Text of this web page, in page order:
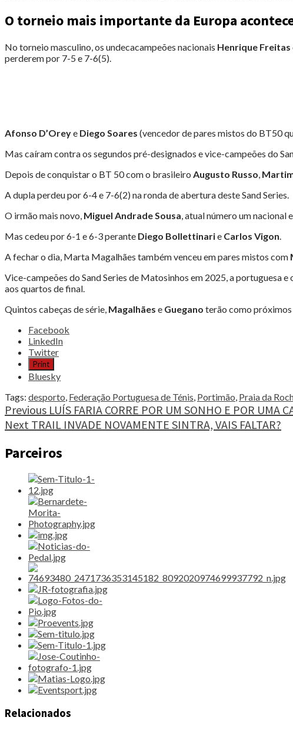
O torneio mais importante da Europa
No torneio masculino, os undecacampeões nacionais Henrique Freitas
perderem por 7-5 e 7-6(5).
Afonso D’Oreye Diego Soares (vencedor de pares mistos do BT50
Mas caíram contra os segundos pré-designados e vice-campeões do
Depois de conquistar o BT 50 com o brasileiro Augusto Russo
A dupla perdeu por 6-4 e 7-6(2) na ronda de abertura deste Sand Series.
O irmão mais novo, Miguel Andrade Sousa , atual número um nacional
Mas cedeu por 6-1 e 6-3 perante Diego Bollettinarie Carlos Vigon
A fechar o dia, Marta Magalhães também venceu em pares mistos com
Vice-campeões do Sand Series de Matosinhos em 2025, a portuguesa
aos quartos de final.
Quintos cabeças de série, Magalhães e Guegano terão como próximos
Share
post
"MARTA
MAGALHÃES
OITAVOS
DE
FINAL
EM
Facebook
LinkedIn
Twitter
Print
Bluesky
Tags: desporto Federação Portuguesa de Ténis Portimão Praia da
Continue
Reading
Previous LUÍS FARIA CORRE POR UM SONHO E POR UMA
Next TRAIL INVADE NOVAMENTE SINTRA, VAIS FALTAR?
Parceiros
Relacionados